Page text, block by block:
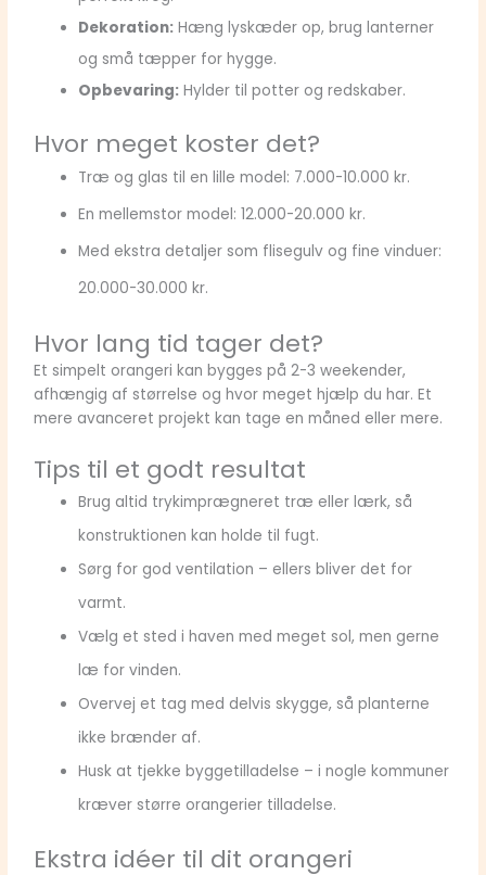
Dekoration: Hæng lyskæder op, brug lanterner
og små tæpper for hygge.
Opbevaring: Hylder til potter og redskaber.
Hvor meget koster det?
Træ og glas til en lille model: 7.000-10.000 kr.
En mellemstor model: 12.000-20.000 kr.
Med ekstra detaljer som flisegulv og fine vinduer:
20.000-30.000 kr.
Hvor lang tid tager det?
Et simpelt orangeri kan bygges på 2-3 weekender,
afhængig af størrelse og hvor meget hjælp du har. Et
mere avanceret projekt kan tage en måned eller mere.
Tips til et godt resultat
Brug altid trykimprægneret træ eller lærk, så
konstruktionen kan holde til fugt.
Sørg for god ventilation – ellers bliver det for
varmt.
Vælg et sted i haven med meget sol, men gerne
læ for vinden.
Overvej et tag med delvis skygge, så planterne
ikke brænder af.
Husk at tjekke byggetilladelse – i nogle kommuner
kræver større orangerier tilladelse.
Ekstra idéer til dit orangeri